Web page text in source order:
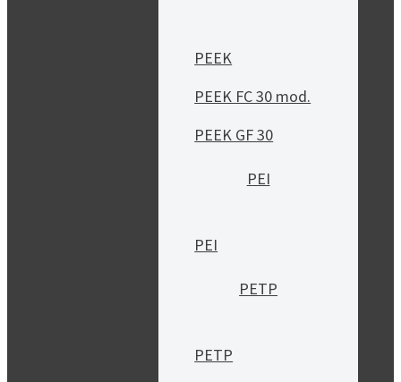
PEEK
PEEK FC 30 mod.
PEEK GF 30
PEI
PEI
PETP
PETP